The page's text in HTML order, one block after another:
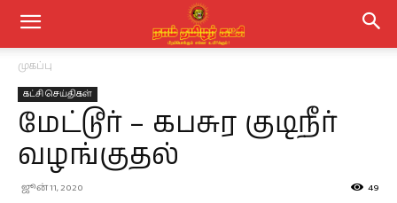
முகப்பு
கட்சி செய்திகள்
மேட்டூர் – கபசுர குடிநீர்
வழங்குதல்
ஜூன் 11, 2020 49